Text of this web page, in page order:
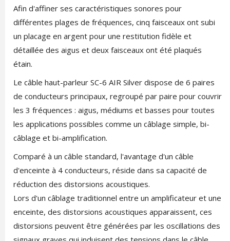
Afin d'affiner ses caractéristiques sonores pour
différentes plages de fréquences, cinq faisceaux ont subi
un placage en argent pour une restitution fidèle et
détaillée des aigus et deux faisceaux ont été plaqués
étain.
Le câble haut-parleur SC-6 AIR Silver dispose de 6 paires
de conducteurs principaux, regroupé par paire pour couvrir
les 3 fréquences : aigus, médiums et basses pour toutes
les applications possibles comme un câblage simple, bi-
câblage et bi-amplification.
Comparé à un câble standard, l'avantage d'un câble
d'enceinte à 4 conducteurs, réside dans sa capacité de
réduction des distorsions acoustiques.
Lors d'un câblage traditionnel entre un amplificateur et une
enceinte, des distorsions acoustiques apparaissent, ces
distorsions peuvent être générées par les oscillations des